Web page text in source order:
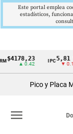
Cintillo
Colombia
▲ 0.42
IPC 5,81 %
▼ 0.12
Pico y Placa
menu
Este portal emplea
estadísticos,